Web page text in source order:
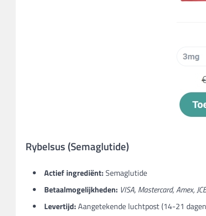
Rybelsus (Semaglutide)
Actief ingrediënt:Semaglutide
Betaalmogelijkheden: VISA, Mastercard, Amex,
Levertijd:Aangetekende luchtpost (14-21